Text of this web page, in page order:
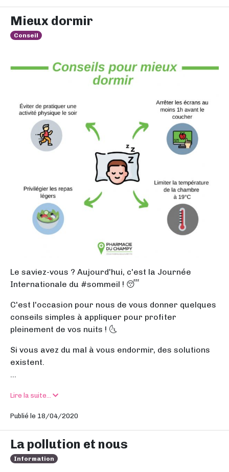
Mieux dormir
Conseil
Le saviez-vous ? Aujourd'hui, c'est la Journée
Internationale du #sommeil ! 😴
C'est l'occasion pour nous de vous donner quelques
conseils simples à appliquer pour profiter
pleinement de vos nuits ! 🌜
Si vous avez du mal à vous endormir, des solutions
existent.
Lire la suite...
Publié le 18/04/2020
La pollution et nous
Information